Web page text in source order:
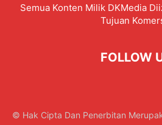
Semua Konten Milik DKMedia
Tujuan
FOLLOW
© Hak Cipta Dan Penerbitan